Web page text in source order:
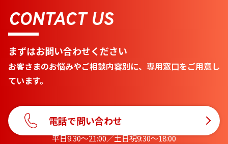
CONTACT US
まずはお問い合わせください
お客さまのお悩みやご相談内容別に、専用窓口をご用意し
ています。
電話で問い合わせ
平日9:30〜21:00／土日祝9:30〜18:00